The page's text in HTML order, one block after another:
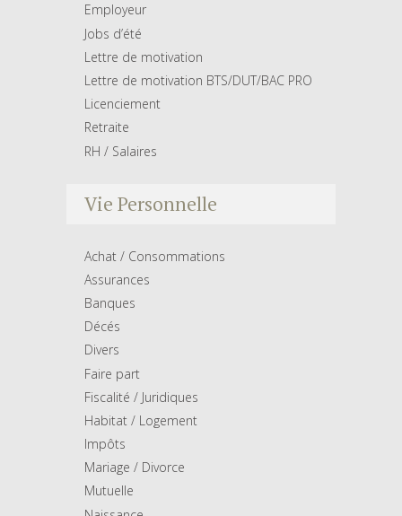
Employeur
Jobs d’été
Lettre de motivation
Lettre de motivation BTS/DUT/BAC PRO
Licenciement
Retraite
RH / Salaires
Vie Personnelle
Achat / Consommations
Assurances
Banques
Décés
Divers
Faire part
Fiscalité / Juridiques
Habitat / Logement
Impôts
Mariage / Divorce
Mutuelle